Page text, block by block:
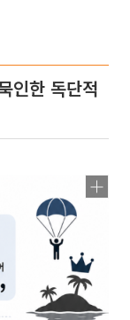
인한 독단적